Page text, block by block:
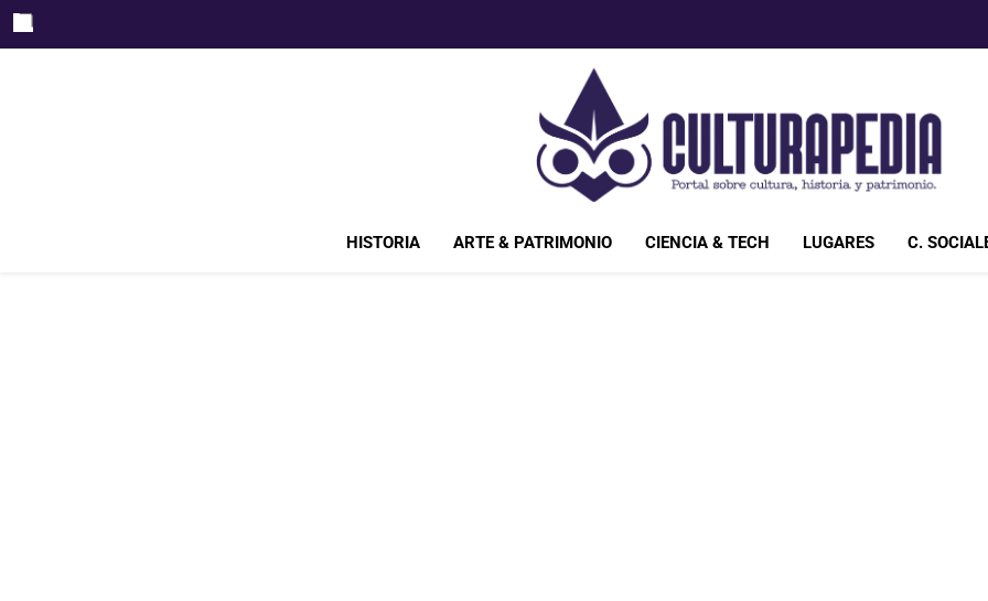
Skip
to
Culturapedia.com
Bienvenido A Culturapedia.com. Si Eres Un Amante De
HISTORIA ARTE & PATRIMONIO CIENCIA & TECH LUGARES C.